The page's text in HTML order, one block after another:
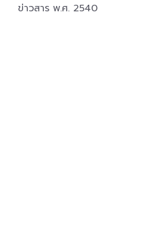
ข่าวสาร พ.ศ. 2540